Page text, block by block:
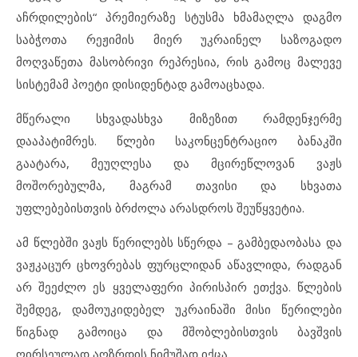
აჩრდილების“ პრემიერაზე სტუსმა ხმამაღლა დაგმო
საბჭოთა რეჟიმის მიერ უკრაინელ საზოგადო
მოღვაწეთა მასობრივი რეპრესია, რის გამოც მალევე
სისტემამ პოეტი დისიდენტად გამოაცხადა.
მწერალი სხვადასხვა მიზეზით რამდენჯერმე
დააპატიმრეს. წლები საკონცენტრაციო ბანაკში
გაატარა, მეუღლესა და მცირეწლოვან ვაჟს
მოშორებულმა, მაგრამ თავისი და სხვათა
უფლებებისთვის ბრძოლა არასდროს შეუწყვეტია.
ამ წლებში ვაჟს წერილებს სწერდა – გამბედაობასა და
ვაჟკაცურ ცხოვრებას ფურცლიდან აწავლიდა, რადგან
არ შეეძლო ეს ყველაფერი პირისპირ ეთქვა. წლების
შემდეგ, დამოუკიდებელ უკრაინაში მისი წერილები
წიგნად გამოიცა და მშობლებისთვის ბავშვის
ღირსეულად აღზრდის ნიმუშად იქცა.